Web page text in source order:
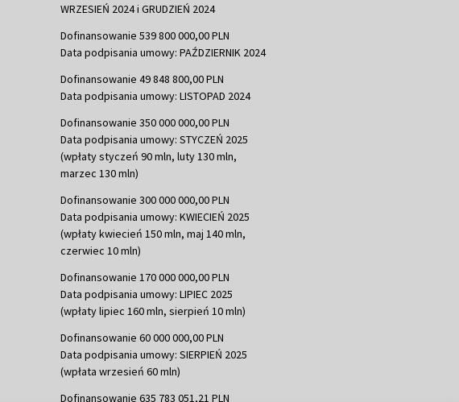
WRZESIEŃ 2024 i GRUDZIEŃ 2024
Dofinansowanie 539 800 000,00 PLN
Data podpisania umowy: PAŹDZIERNIK 2024
Dofinansowanie 49 848 800,00 PLN
Data podpisania umowy: LISTOPAD 2024
Dofinansowanie 350 000 000,00 PLN
Data podpisania umowy: STYCZEŃ 2025
(wpłaty styczeń 90 mln, luty 130 mln,
marzec 130 mln)
Dofinansowanie 300 000 000,00 PLN
Data podpisania umowy: KWIECIEŃ 2025
(wpłaty kwiecień 150 mln, maj 140 mln,
czerwiec 10 mln)
Dofinansowanie 170 000 000,00 PLN
Data podpisania umowy: LIPIEC 2025
(wpłaty lipiec 160 mln, sierpień 10 mln)
Dofinansowanie 60 000 000,00 PLN
Data podpisania umowy: SIERPIEŃ 2025
(wpłata wrzesień 60 mln)
Dofinansowanie 635 783 051,21 PLN